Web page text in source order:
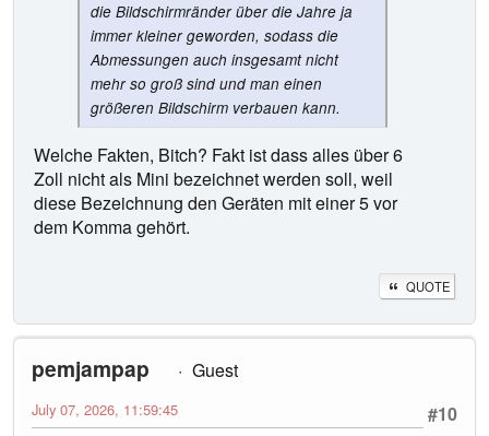
die Bildschirmränder über die Jahre ja
immer kleiner geworden, sodass die
Abmessungen auch insgesamt nicht
mehr so groß sind und man einen
größeren Bildschirm verbauen kann.
Welche Fakten, Bitch? Fakt ist dass alles über 6
Zoll nicht als Mini bezeichnet werden soll, weil
diese Bezeichnung den Geräten mit einer 5 vor
dem Komma gehört.
QUOTE
pemjampap
Guest
#10
July 07, 2026, 11:59:45